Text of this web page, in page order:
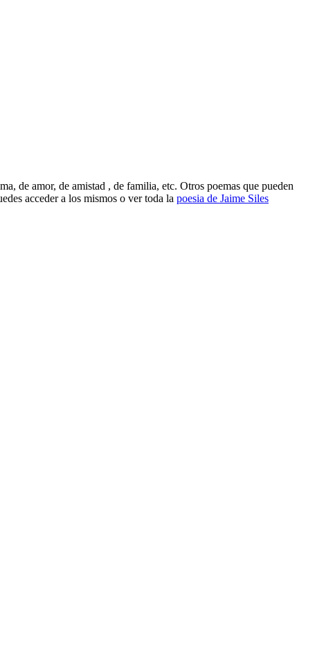
de amor, de amistad , de familia, etc. Otros poemas que pueden
acceder a los mismos o ver toda la poesia de Jaime Siles